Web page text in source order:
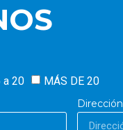
a 20 MÁS DE 20
Dirección